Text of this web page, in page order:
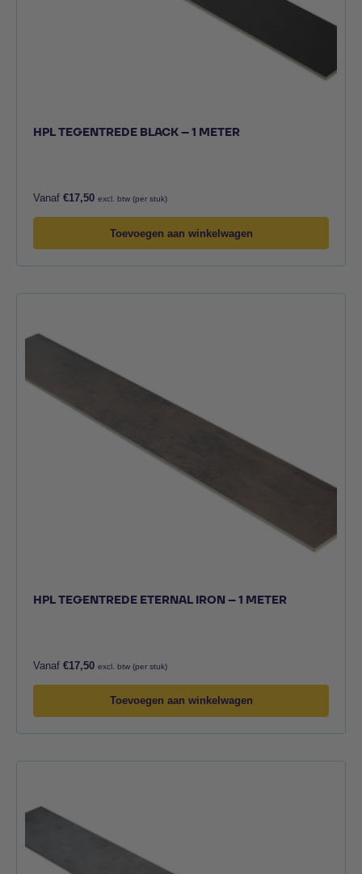
HPL TEGENTREDE BLACK – 1 METER
Vanaf €17,50 excl. btw (per stuk)
Toevoegen aan winkelwagen
HPL TEGENTREDE ETERNAL IRON – 1 METER
Vanaf €17,50 excl. btw (per stuk)
Toevoegen aan winkelwagen